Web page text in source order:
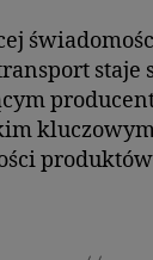
staje